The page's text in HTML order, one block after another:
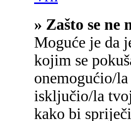
» Zašto se
Moguće je da
kojim se
onemogućio/
isključio/la
kako bi